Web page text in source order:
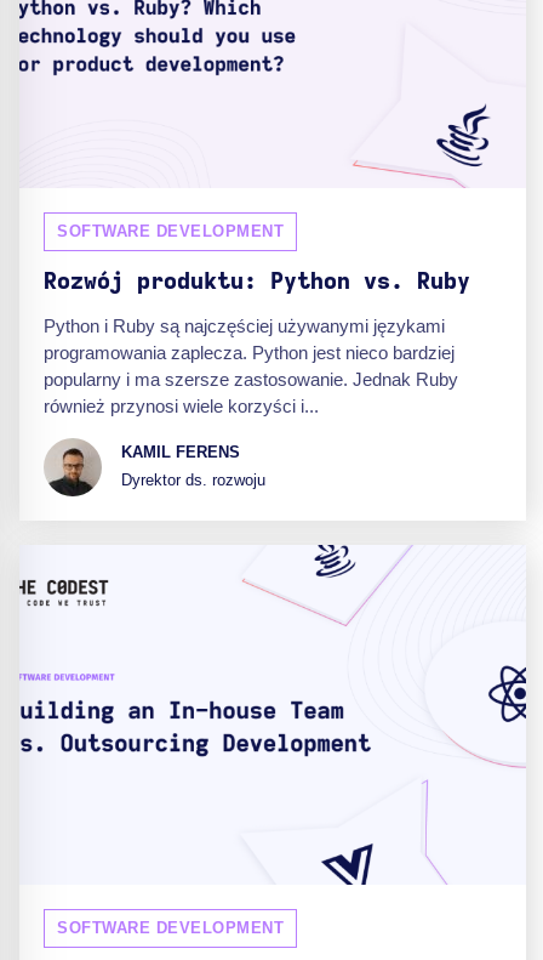
SOFTWARE DEVELOPMENT
Rozwój produktu: Python vs. Ruby
Python i Ruby są najczęściej używanymi językami
programowania zaplecza. Python jest nieco bardziej
popularny i ma szersze zastosowanie. Jednak Ruby
również przynosi wiele korzyści i...
KAMIL FERENS
Dyrektor ds. rozwoju
SOFTWARE DEVELOPMENT